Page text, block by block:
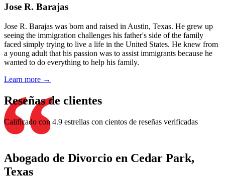
Abogado de Divorcio en Cedar Park,
Texas
Jose R. Barajas
Jose R. Barajas was born and raised in Austin, Texas. He grew up
seeing the immigration challenges his father's side of the family
faced simply trying to live a life in the United States. He knew from
a young adult that his passion was to assist immigrants because he
wanted to do everything to help his family.
Learn more →
Reseñas de clientes
Calificado con 4.9 estrellas con cientos de reseñas verificadas